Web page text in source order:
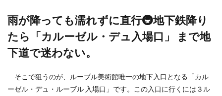
雨が降っても濡れずに直行🚇地下鉄降り
たら「カルーゼル・デュ入場口」 まで地
下道で迷わない。
そこで狙うのが、ルーブル美術館唯一の地下入口となる「カル
ーゼル・デュ・ルーブル 入場口」です。この入口に行くには３ル